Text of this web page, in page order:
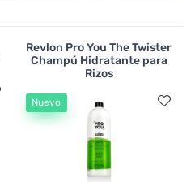
Revlon Pro You The Twister
Champú Hidratante para
Rizos
Nuevo